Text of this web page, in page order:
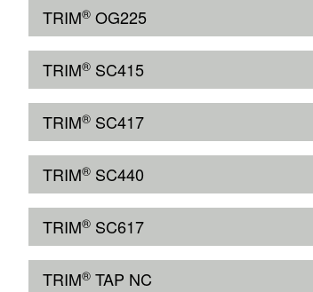
TRIM® OG225
TRIM® SC415
TRIM® SC417
TRIM® SC440
TRIM® SC617
TRIM® TAP NC